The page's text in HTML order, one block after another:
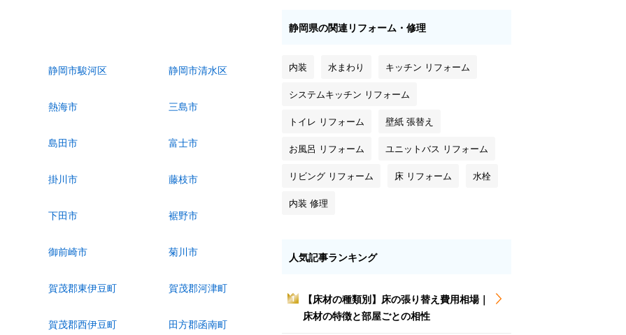
静岡市駿河区 静岡市清水区
熱海市 三島市
島田市 富士市
掛川市 藤枝市
下田市 裾野市
御前崎市 菊川市
賀茂郡東伊豆町 賀茂郡河津町
賀茂郡西伊豆町 田方郡函南町
静岡県の関連リフォーム・修理
内装 水まわり キッチン リフォーム
システムキッチン リフォーム
トイレ リフォーム 壁紙 張替え
お風呂 リフォーム ユニットバス リフォーム
リビング リフォーム 床 リフォーム 水栓
内装 修理
人気記事ランキング
1
【床材の種類別】床の張り替え費用相場｜
床材の特徴と部屋ごとの相性